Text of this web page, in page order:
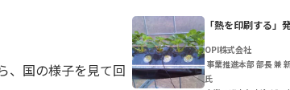
、国の様子を見て回
「熱を印刷する」
OPI株式会社
事業推進本部 部長 兼
氏